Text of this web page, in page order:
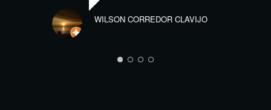
WILSON CORREDOR CLAVIJO